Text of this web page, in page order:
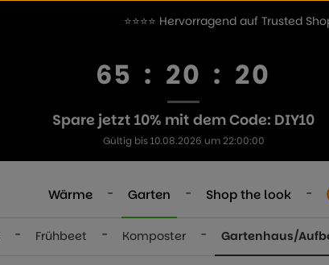
⭐⭐⭐⭐ Hervorragend auf Trusted
65 : 20 : 20
Spare jetzt 10% mit dem Code: DIY10
Gültig bis 10.08.2026 um 22:00:00
Wärme - Garten - Shop the look -
- Frühbeet - Komposter - Gartenhaus/